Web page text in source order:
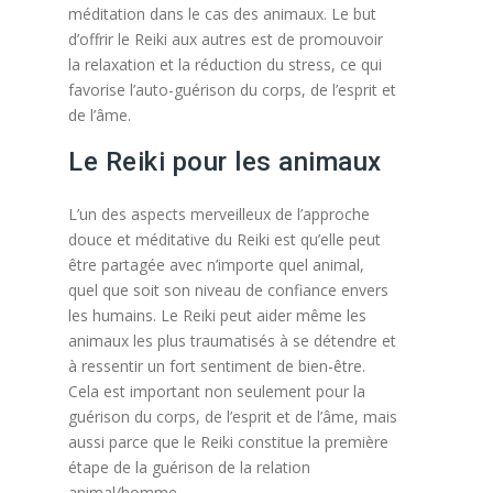
méditation dans le cas des animaux. Le but
d’offrir le Reiki aux autres est de promouvoir
la relaxation et la réduction du stress, ce qui
favorise l’auto-guérison du corps, de l’esprit et
de l’âme.
Le Reiki pour les animaux
L’un des aspects merveilleux de l’approche
douce et méditative du Reiki est qu’elle peut
être partagée avec n’importe quel animal,
quel que soit son niveau de confiance envers
les humains. Le Reiki peut aider même les
animaux les plus traumatisés à se détendre et
à ressentir un fort sentiment de bien-être.
Cela est important non seulement pour la
guérison du corps, de l’esprit et de l’âme, mais
aussi parce que le Reiki constitue la première
étape de la guérison de la relation